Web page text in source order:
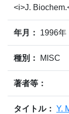
<i>J.
年月： 1996年
種別： MISC
著者等：
タイトル： Y.